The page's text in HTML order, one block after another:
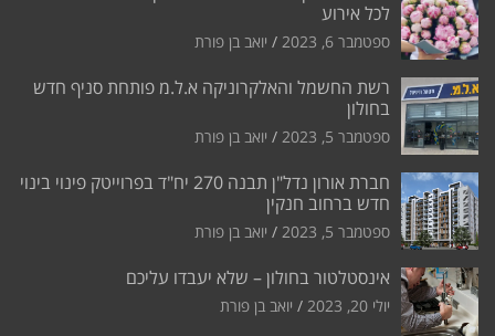
לכל אירוע
ספטמבר 6, 2023 יואב בן פורת
רשת החשמל והאלקרוניקה א.ל.מ פותחת סניף חדש
בחולון
ספטמבר 5, 2023 יואב בן פורת
חברת אורון נדל"ן תבנה 270 יח"ד בפרוייטק פינוי בינוי
חדש ברחוב חנקין
ספטמבר 5, 2023 יואב בן פורת
אינסטלטור בחולון – שלא יעבדו עליכם
יולי 20, 2023 יואב בן פורת